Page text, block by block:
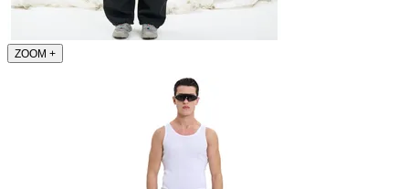
ZOOM +